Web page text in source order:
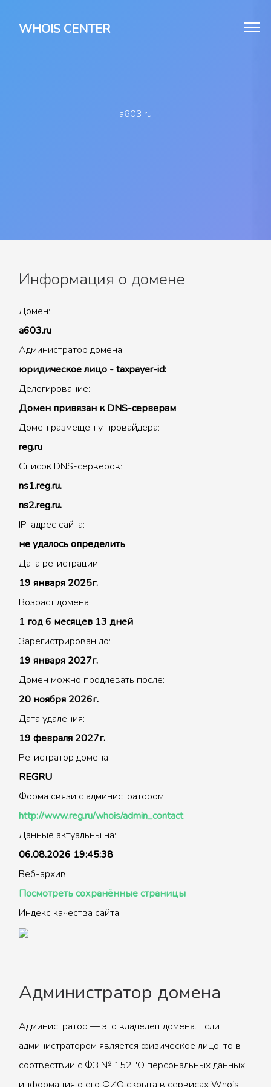
WHOIS CENTER
a603.ru
Информация о домене
Домен:
a603.ru
Администратор домена:
юридическое лицо - taxpayer-id:
Делегирование:
Домен привязан к DNS-серверам
Домен размещен у провайдера:
reg.ru
Список DNS-серверов:
ns1.reg.ru.
ns2.reg.ru.
IP-адрес сайта:
не удалось определить
Дата регистрации:
19 января 2025г.
Возраст домена:
1 год 6 месяцев 13 дней
Зарегистрирован до:
19 января 2027г.
Домен можно продлевать после:
20 ноября 2026г.
Дата удаления:
19 февраля 2027г.
Регистратор домена:
REGRU
Форма связи с администратором:
http://www.reg.ru/whois/admin_contact
Данные актуальны на:
06.08.2026 19:45:38
Веб-архив:
Посмотреть сохранённые страницы
Индекс качества сайта:
Администратор домена
Администратор — это владелец домена. Если
администратором является физическое лицо, то в
соотвествии с ФЗ № 152 "О персональных данных"